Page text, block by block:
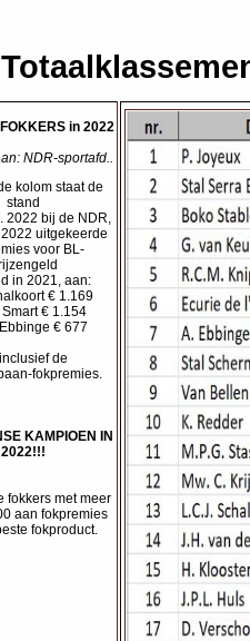
in 2022
NDR-sportafd..
kolom staat de
stand
2022 bij de NDR,
uitgekeerde
voor BL-
in 2021, aan:
€ 1.169
€ 1.154
€ 677
de
fokpremies.
KAMPIOEN IN
2022!!!
fokkers met meer
aan fokpremies
fokproduct.